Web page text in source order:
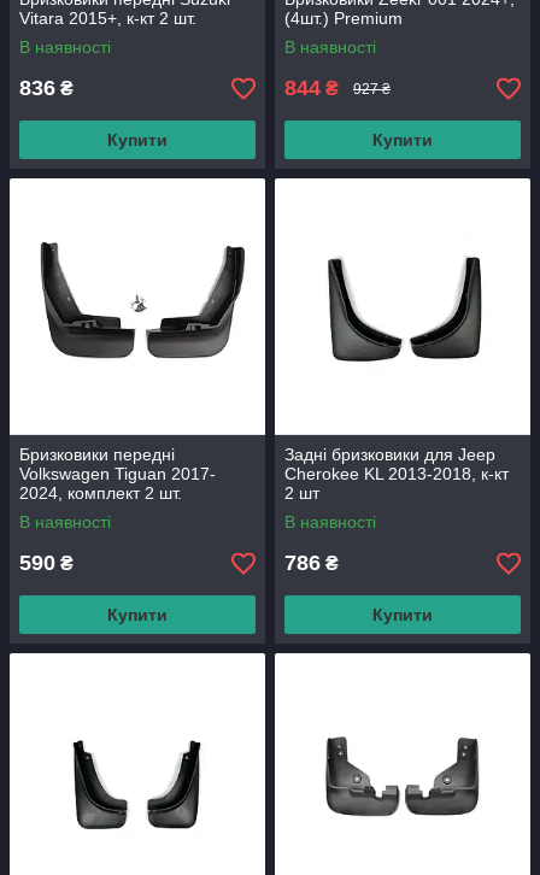
Vitara 2015+, к-кт 2 шт.
В наявності
836 ₴
Купити
(4шт.) Premium
В наявності
844 ₴ 927 ₴
Купити
Бризковики передні
Volkswagen Tiguan 2017-
2024, комплект 2 шт.
В наявності
590 ₴
Купити
Задні бризковики для Jeep
Cherokee KL 2013-2018, к-кт
2 шт
В наявності
786 ₴
Купити